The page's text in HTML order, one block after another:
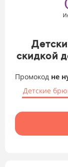
скидкой
Промокод не
Детские